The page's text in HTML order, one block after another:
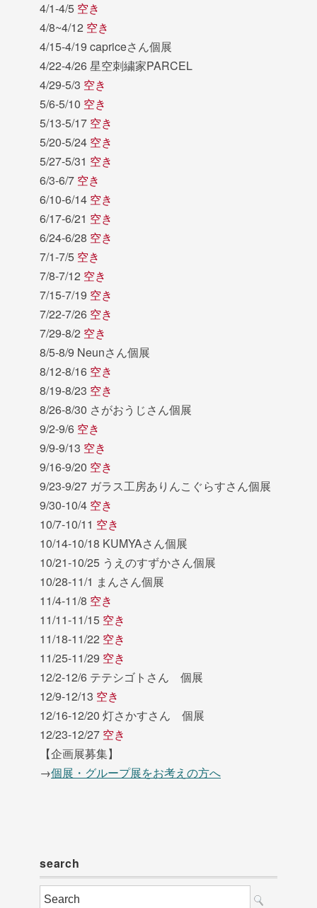
4/1-4/5 空き
4/8~4/12 空き
4/15-4/19 capriceさん個展
4/22-4/26 星空刺繍家PARCEL
4/29-5/3 空き
5/6-5/10 空き
5/13-5/17 空き
5/20-5/24 空き
5/27-5/31 空き
6/3-6/7 空き
6/10-6/14 空き
6/17-6/21 空き
6/24-6/28 空き
7/1-7/5 空き
7/8-7/12 空き
7/15-7/19 空き
7/22-7/26 空き
7/29-8/2 空き
8/5-8/9 Neunさん個展
8/12-8/16 空き
8/19-8/23 空き
8/26-8/30 さがおうじさん個展
9/2-9/6 空き
9/9-9/13 空き
9/16-9/20 空き
9/23-9/27 ガラス工房ありんこぐらすさん個展
9/30-10/4 空き
10/7-10/11 空き
10/14-10/18 KUMYAさん個展
10/21-10/25 うえのすずかさん個展
10/28-11/1 まんさん個展
11/4-11/8 空き
11/11-11/15 空き
11/18-11/22 空き
11/25-11/29 空き
12/2-12/6 テテシゴトさん 個展
12/9-12/13 空き
12/16-12/20 灯さかすさん 個展
12/23-12/27 空き
【企画展募集】
→個展・グループ展をお考えの方へ
search